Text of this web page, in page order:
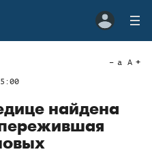
a A
найдена